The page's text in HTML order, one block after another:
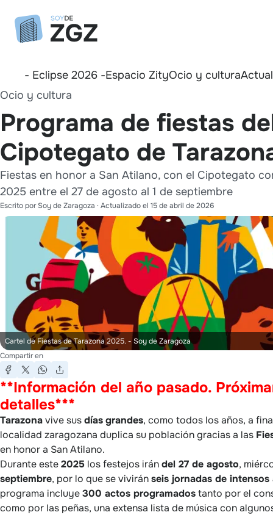
- Eclipse 2026 -Espacio ZityOcio y cultura
Ocio y cultura
Programa de fiestas
Cipotegato de
Fiestas en honor a San Atilano, con el Cipotegato
2025 entre el 27 de agosto al 1 de septiembre
Escrito porSoy de Zaragoza · Actualizado el 15 de abril de 2026
Cartel de Fiestas de Tarazona 2025. - Soy de Zaragoza
Compartir en
**Información del año pasado.
detalles***
Tarazonavive susdíasgrandes, como todos los años, a
localidad zaragozana duplica su población gracias a las
en honor a San Atilano.
Durante este2025 los festejos irándel 27 de agosto,
septiembre, por lo que se viviránseis jornadas de
programa incluye300 actos programadostanto por el
como por las peñas, una extensa lista de música con